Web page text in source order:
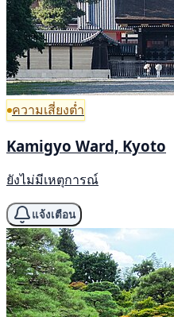
ความเสี่ยงต่ำ
Kamigyo Ward, Kyoto
ยังไม่มีเหตุการณ์
แจ้งเตือน